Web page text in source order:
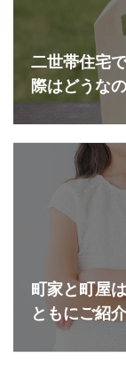
二世帯住宅
際はどうな
町家と町屋
ともにご紹介